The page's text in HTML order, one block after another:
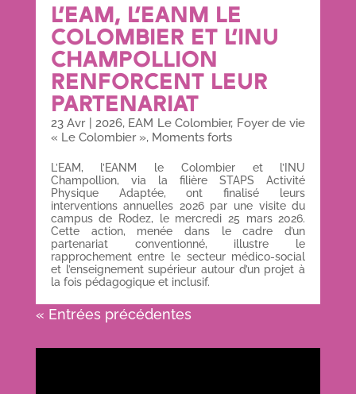
L’EAM, L’EANM LE
COLOMBIER ET L’INU
CHAMPOLLION
RENFORCENT LEUR
PARTENARIAT
23 Avr| 2026, EAM Le Colombier, Foyer de vie
« Le Colombier », Moments forts
L’EAM, l’EANM le Colombier et l’INU
Champollion, via la filière STAPS Activité
Physique Adaptée, ont finalisé leurs
interventions annuelles 2026 par une visite du
campus de Rodez, le mercredi 25 mars 2026.
Cette action, menée dans le cadre d’un
partenariat conventionné, illustre le
rapprochement entre le secteur médico-social
et l’enseignement supérieur autour d’un projet à
la fois pédagogique et inclusif.
« Entrées précédentes